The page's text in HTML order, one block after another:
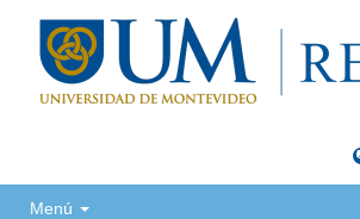
Menú